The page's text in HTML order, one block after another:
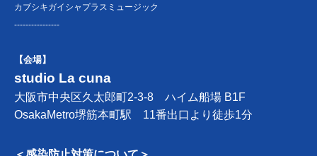
カブシキガイシャプラスミュージック
----------------
【会場】
studio La cuna
大阪市中央区久太郎町2-3-8 ハイム船場 B1F
OsakaMetro堺筋本町駅 11番出口より徒歩1分